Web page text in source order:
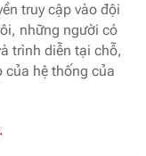
truy cập vào đội
những người có
trình diễn tại chỗ,
của hệ thống của